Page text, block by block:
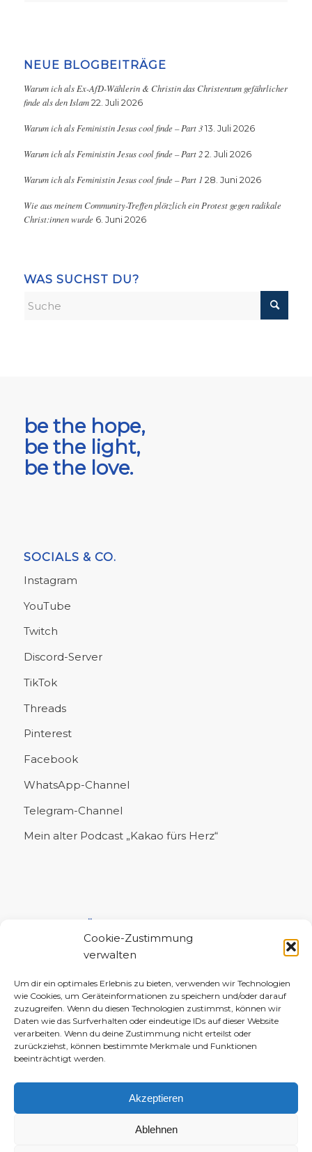
Cookie-Zustimmung
verwalten
Um dir ein optimales Erlebnis zu bieten, verwenden wir Technologien
wie Cookies, um Geräteinformationen zu speichern und/oder darauf
zuzugreifen. Wenn du diesen Technologien zustimmst, können wir
Daten wie das Surfverhalten oder eindeutige IDs auf dieser Website
verarbeiten. Wenn du deine Zustimmung nicht erteilst oder
zurückziehst, können bestimmte Merkmale und Funktionen
beeinträchtigt werden.
Akzeptieren
Ablehnen
NEUE BLOGBEITRÄGE
Warum ich als Ex-AfD-Wählerin & Christin das Christentum gefährlicher
finde als den Islam 22. Juli 2026
Warum ich als Feministin Jesus cool finde – Part 3 13. Juli 2026
Warum ich als Feministin Jesus cool finde – Part 2 2. Juli 2026
Warum ich als Feministin Jesus cool finde – Part 1 28. Juni 2026
Wie aus meinem Community-Treffen plötzlich ein Protest gegen radikale
Christ:innen wurde 6. Juni 2026
WAS SUCHST DU?
be the hope,
be the light,
be the love.
SOCIALS & CO.
Instagram
YouTube
Twitch
Discord-Server
TikTok
Threads
Pinterest
Facebook
WhatsApp-Channel
Telegram-Channel
Mein alter Podcast „Kakao fürs Herz“